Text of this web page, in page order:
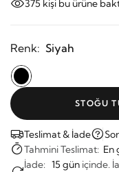
375 kişi bu ürüne
Renk: Siyah
STOĞU
Teslimat & İade
Tahmini Teslimat: En
İade: 15 gün içinde.